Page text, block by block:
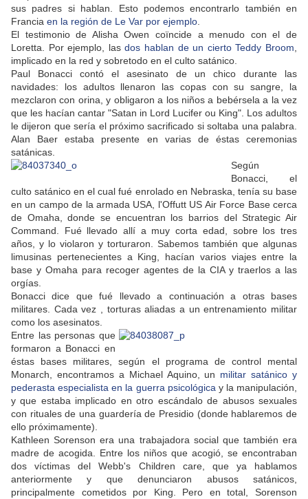
sus padres si hablan. Esto podemos encontrarlo también en
Francia en la región de Le Var por ejemplo
El testimonio de Alisha Owen coïncide a menudo con el de
Loretta. Por ejemplo, lasdos hablan de un cierto Teddy Broom
implicado en la red y sobretodo en el culto satánico.
Paul Bonacci contó el asesinato de un chico durante las
navidades: los adultos llenaron las copas con su sangre, la
mezclaron con orina, y obligaron a los niños a bebérsela a la vez
que les hacían cantar "Satan in Lord Lucifer ou King". Los adultos
le dijeron que sería el próximo sacrificado si soltaba una palabra.
Alan Baer estaba presente en varias de éstas ceremonias
satánicas.
Según
Bonacci, el
culto satánico en el cual fué enrolado en Nebraska, tenía su base
en un campo de la armada USA, l'Offutt US Air Force Base cerca
de Omaha, donde se encuentran los barrios del Strategic Air
Command. Fué llevado allí a muy corta edad, sobre los tres
años, y lo violaron y torturaron. Sabemos también que algunas
limusinas pertenecientes a King, hacían varios viajes entre la
base y Omaha para recoger agentes de la CIA y traerlos a las
orgías.
Bonacci dice que fué llevado a continuación a otras bases
militares. Cada vez , torturas aliadas a un entrenamiento militar
como los asesinatos.
Entre las personas que
formaron a Bonacci en
éstas bases militares, según el programa de control mental
Monarch, encontramos a Michael Aquino, un militar satánico y
pederasta especialista en la guerra psicológica y la manipulación,
y que estaba implicado en otro escándalo de abusos sexuales
con rituales de una guardería de Presidio (donde hablaremos de
ello próximamente).
Kathleen Sorenson era una trabajadora social que también era
madre de acogida. Entre los niños que acogió, se encontraban
dos víctimas del Webb's Children care, que ya hablamos
anteriormente y que denunciaron abusos satánicos,
principalmente cometidos por King. Pero en total, Sorenson